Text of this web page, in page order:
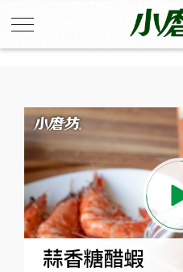
蒜香糖醋蝦
中秋烤海鮮來點清爽吃法！